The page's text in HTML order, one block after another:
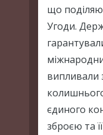
що
Угоди.
випливали
єдиного
зброєю та